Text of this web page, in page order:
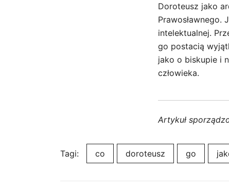
Doroteusz jako
Prawosławnego.
intelektualnej.
go postacią
jako o biskupie i
człowieka.
Artykuł
Tagi: co doroteusz go